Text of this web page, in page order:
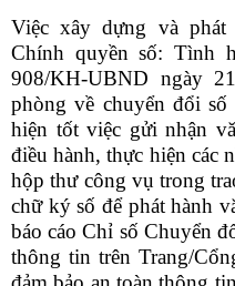
Việc xây dựng và
Chính quyền số: Tình
908/KH-UBND ngày
phòng về chuyển đổi
hiện tốt việc gửi nhận
điều hành, thực hiện các
hộp thư công vụ trong
chữ ký số để phát hành
báo cáo Chỉ số Chuyển
thông tin trên Trang/